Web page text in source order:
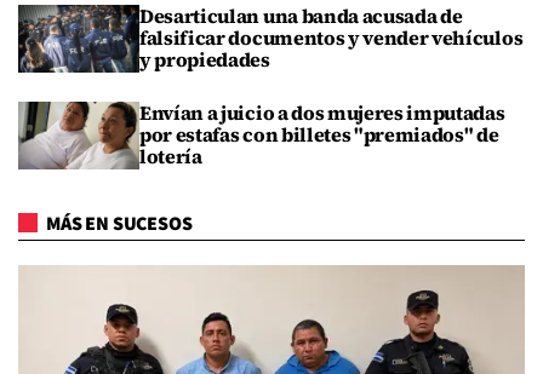
Desarticulan una banda acusada de
falsificar documentos y vender vehículos
y propiedades
Envían a juicio a dos mujeres imputadas
por estafas con billetes "premiados" de
lotería
MÁS EN SUCESOS